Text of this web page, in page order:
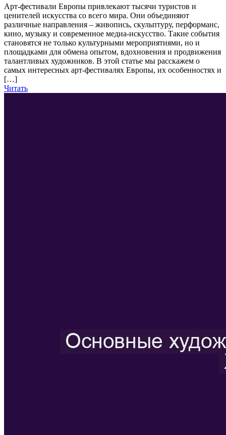
Арт-фестивали Европы привлекают тысячи туристов и
ценителей искусства со всего мира. Они объединяют
различные направления – живопись, скульптуру, перформанс,
кино, музыку и современное медиа-искусство. Такие события
становятся не только культурными мероприятиями, но и
площадками для обмена опытом, вдохновения и продвижения
талантливых художников. В этой статье мы расскажем о
самых интересных арт-фестивалях Европы, их особенностях и
[…]
Читать